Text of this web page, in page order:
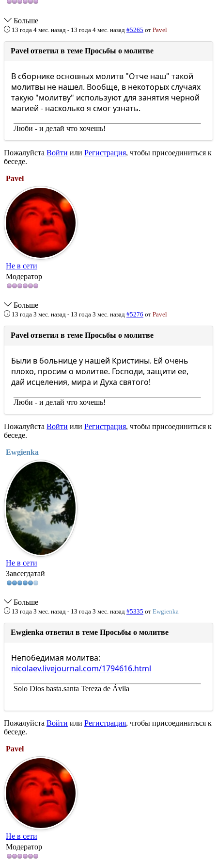
Больше
13 года 4 мес. назад - 13 года 4 мес. назад #5265 от Pavel
Pavel ответил в теме Просьбы о молитве
В сборнике основных молитв "Отче наш" такой
молитвы не нашел. Вообще, в некоторых случаях
такую "молитву" используют для занятия черной
магией - насколько я смог узнать.
Люби - и делай что хочешь!
Пожалуйста Войти или Регистрация, чтобы присоединиться к
беседе.
Pavel
Не в сети
Модератор
Больше
13 года 3 мес. назад - 13 года 3 мес. назад #5276 от Pavel
Pavel ответил в теме Просьбы о молитве
Были в больнице у нашей Кристины. Ей очень
плохо, просим о молитве. Господи, защити ее,
дай исцеления, мира и Духа святого!
Люби - и делай что хочешь!
Пожалуйста Войти или Регистрация, чтобы присоединиться к
беседе.
Ewgienka
Не в сети
Завсегдатай
Больше
13 года 3 мес. назад - 13 года 3 мес. назад #5335 от Ewgienka
Ewgienka ответил в теме Просьбы о молитве
Непобедимая молитва:
nicolaev.livejournal.com/1794616.html
Solo Dios basta.santa Tereza de Ávila
Пожалуйста Войти или Регистрация, чтобы присоединиться к
беседе.
Pavel
Не в сети
Модератор